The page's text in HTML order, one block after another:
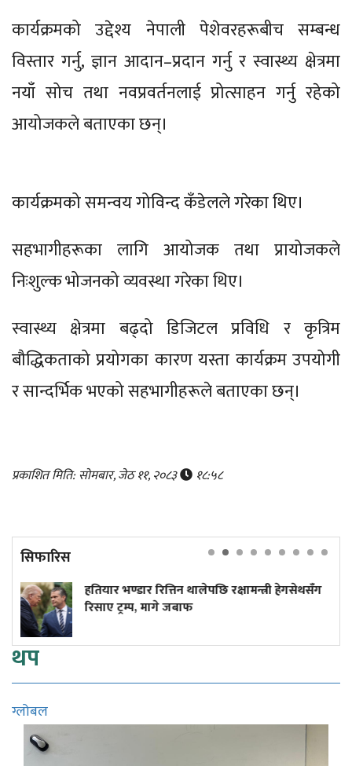
कार्यक्रमको उद्देश्य नेपाली पेशेवरहरूबीच सम्बन्ध
विस्तार गर्नु, ज्ञान आदान–प्रदान गर्नु र स्वास्थ्य क्षेत्रमा
नयाँ सोच तथा नवप्रवर्तनलाई प्रोत्साहन गर्नु रहेको
आयोजकले बताएका छन्।
कार्यक्रमको समन्वय गोविन्द कँडेलले गरेका थिए।
सहभागीहरूका लागि आयोजक तथा प्रायोजकले
निःशुल्क भोजनको व्यवस्था गरेका थिए।
स्वास्थ्य क्षेत्रमा बढ्दो डिजिटल प्रविधि र कृत्रिम
बौद्धिकताको प्रयोगका कारण यस्ता कार्यक्रम उपयोगी
र सान्दर्भिक भएको सहभागीहरूले बताएका छन्।
प्रकाशित मिति: सोमबार, जेठ ११, २०८३ १८:५८
सिफारिस
भण्डार रित्तिन थालेपछि रक्षामन्त्री हेगसेथसँग
मागे जबाफ
लाभांश
थप
ग्लोबल